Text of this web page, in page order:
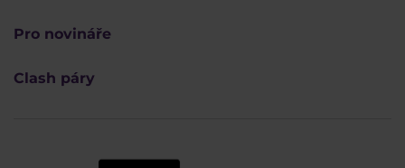
Pro novináře
Clash páry